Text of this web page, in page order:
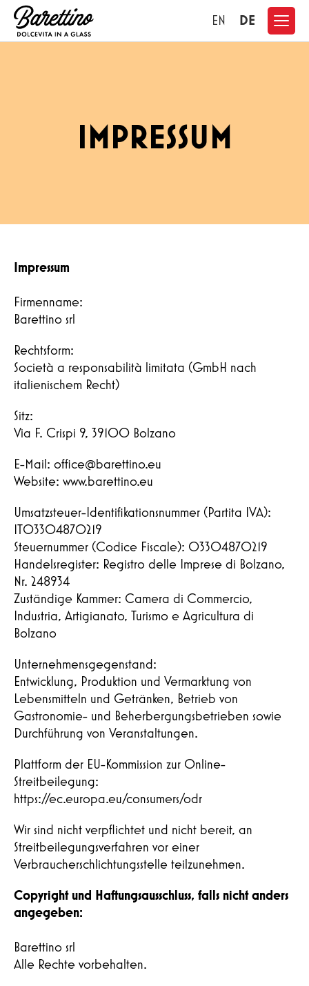
EN DE
IMPRESSUM
Impressum
Firmenname:
Barettino srl
Rechtsform:
Società a responsabilità limitata (GmbH nach
italienischem Recht)
Sitz:
Via F. Crispi 9, 39100 Bolzano
E-Mail: office@barettino.eu
Website: www.barettino.eu
Umsatzsteuer-Identifikationsnummer (Partita IVA):
IT03304870219
Steuernummer (Codice Fiscale): 03304870219
Handelsregister: Registro delle Imprese di Bolzano,
Nr. 248934
Zuständige Kammer: Camera di Commercio,
Industria, Artigianato, Turismo e Agricultura di
Bolzano
Unternehmensgegenstand:
Entwicklung, Produktion und Vermarktung von
Lebensmitteln und Getränken, Betrieb von
Gastronomie- und Beherbergungsbetrieben sowie
Durchführung von Veranstaltungen.
Plattform der EU-Kommission zur Online-
Streitbeilegung:
https://ec.europa.eu/consumers/odr
Wir sind nicht verpflichtet und nicht bereit, an
Streitbeilegungsverfahren vor einer
Verbraucherschlichtungsstelle teilzunehmen.
Copyright und Haftungsausschluss, falls nicht anders
angegeben:
Barettino srl
Alle Rechte vorbehalten.
KONTAKT